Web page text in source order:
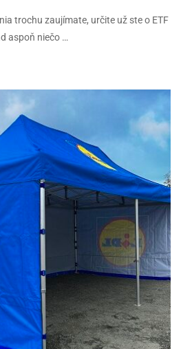
trochu zaujímate, určite už ste o ETF
aspoň niečo …